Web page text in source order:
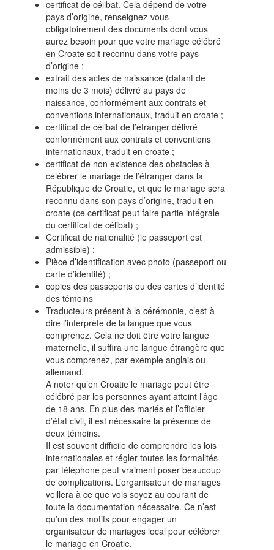
certificat de célibat. Cela dépend de votre
pays d’origine, renseignez-vous
obligatoirement des documents dont vous
aurez besoin pour que votre mariage célébré
en Croate soit reconnu dans votre pays
d’origine ;
extrait des actes de naissance (datant de
moins de 3 mois) délivré au pays de
naissance, conformément aux contrats et
conventions internationaux, traduit en croate ;
certificat de célibat de l’étranger délivré
conformément aux contrats et conventions
internationaux, traduit en croate ;
certificat de non existence des obstacles à
célébrer le mariage de l’étranger dans la
République de Croatie, et que le mariage sera
reconnu dans son pays d’origine, traduit en
croate (ce certificat peut faire partie intégrale
du certificat de célibat) ;
Certificat de nationalité (le passeport est
admissible) ;
Pièce d’identification avec photo (passeport ou
carte d’identité) ;
copies des passeports ou des cartes d’identité
des témoins
Traducteurs présent à la cérémonie, c’est-à-
dire l’interprète de la langue que vous
comprenez. Cela ne doit ëtre votre langue
maternelle, il suffira une langue étrangère que
vous comprenez, par exemple anglais ou
allemand.
A noter qu’en Croatie le mariage peut être
célébré par les personnes ayant atteint l’âge
de 18 ans. En plus des mariés et l’officier
d’état civil, il est nécessaire la présence de
deux témoins.
Il est souvent difficile de comprendre les lois
internationales et régler toutes les formalités
par téléphone peut vraiment poser beaucoup
de complications. L’organisateur de mariages
veillera à ce que vois soyez au courant de
toute la documentation nécessaire. Ce n’est
qu’un des motifs pour engager un
organisateur de mariages local pour célébrer
le mariage en Croatie.